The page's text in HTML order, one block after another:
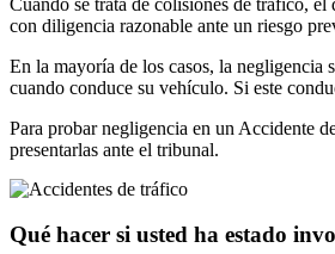
con diligencia razonable ante un riesgo
En la mayoría de los casos, la negligencia
cuando conduce su vehículo. Si este
Para probar negligencia en un Accidente
presentarlas ante el tribunal.
Qué hacer si usted ha estado